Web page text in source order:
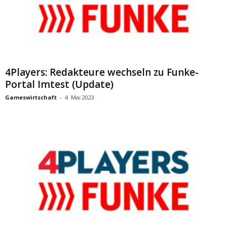
4Players: Redakteure wechseln zu Funke-
Portal Imtest (Update)
Gameswirtschaft - 4. Mai 2023